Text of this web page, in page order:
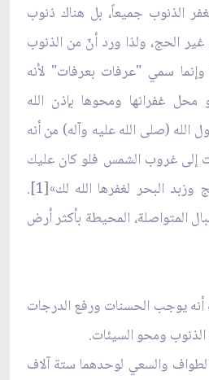
الذنوب جميعاً، بل هناك ذنوب
الحج، ولذا ورد أنّ من الذنوب
وإنما سمي "عرفات بعرفات" لأنه
غفرانها ومحوها بإذن الله
الله (صلى الله عليه وآله) من أنه
إلى غروب الشمس فلو كان عليك
من الذنوب قدر رمل عالج وزبد البحر لغفرها الله لك»[1].
المتواصلة، المحيطة بأكثر أرض
أنه يوجب الحسنات ورفع الدرجات
ومحو السيئات.
والسعي لوحدهما ستة آلاف